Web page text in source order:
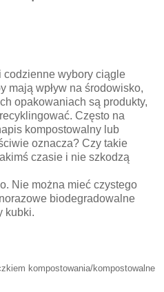
codzienne wybory ciągle
mają wpływ na środowisko,
opakowaniach są produkty,
Często na
kompostowalny lub
oznacza? Czy takie
czasie i nie szkodzą
Nie można mieć czystego
biodegradowalne
kubki.
kompostowania/kompostowalne